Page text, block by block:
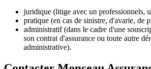
juridique (litige avec un professionnels,
pratique (en cas de sinistre, d'avarie, de
administratif (dans le cadre d'une
son contrat d'assurance ou toute autre
administrative).